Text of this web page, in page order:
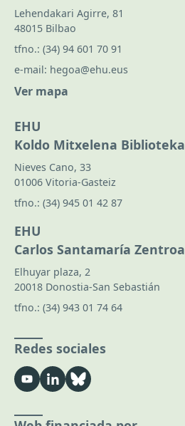
Lehendakari Agirre, 81
48015 Bilbao
tfno.: (34) 94 601 70 91
e-mail: hegoa@ehu.eus
Ver mapa
EHU
Koldo Mitxelena Biblioteka
Nieves Cano, 33
01006 Vitoria-Gasteiz
tfno.: (34) 945 01 42 87
EHU
Carlos Santamaría Zentroa
Elhuyar plaza, 2
20018 Donostia-San Sebastián
tfno.: (34) 943 01 74 64
Redes sociales